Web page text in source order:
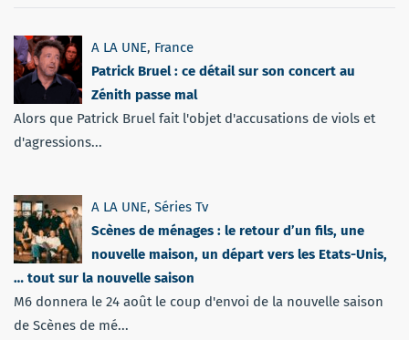
A LA UNE, France
Patrick Bruel : ce détail sur son concert au
Zénith passe mal
Alors que Patrick Bruel fait l'objet d'accusations de viols et
d'agressions...
A LA UNE, Séries Tv
Scènes de ménages : le retour d’un fils, une
nouvelle maison, un départ vers les Etats-Unis,
… tout sur la nouvelle saison
M6 donnera le 24 août le coup d'envoi de la nouvelle saison
de Scènes de mé...